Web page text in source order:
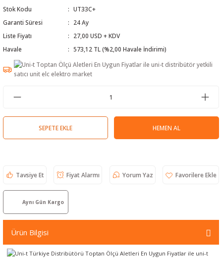
Cihazı
ve Kablo Bulucular
Cihazları
Stok Kodu
UT33C+
Garanti Süresi
24 Ay
Liste Fiyatı
27,00 USD + KDV
Havale
573,12 TL (%2,00 Havale İndirimi)
SEPETE EKLE HEMEN AL
Tavsiye Et Fiyat Alarmı Yorum Yaz
Aynı Gün Kargo
Ürün Bilgisi